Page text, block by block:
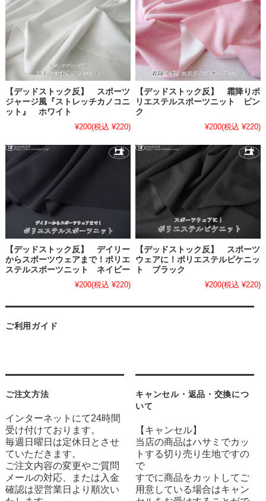
【デッドストック反】 スポーツ
ジャージ風『ストレッチカノコニ
ット』 ホワイト
¥200(税込 ¥220)
【デッドストック反】 霜降りポ
リエステルスポーツニット ピン
ク
¥200(税込 ¥220)
【デッドストック反】 デイリー
からスポーツウェアまで！ポリエ
ステルスポーツニット ネイビー
¥200(税込 ¥220)
【デッドストック反】 スポーツ
ウェアに！ポリエステルピケニッ
ト ブラック
¥200(税込 ¥220)
ご利用ガイド
ご注文方法
インターネットにて24時間
受け付けております。
毎週日曜日は定休日とさせ
ていただきます。
ご注文内容の変更やご質問
メールの対応、または入金
確認は翌営業日より順次い
キャンセル・返品・交換につ
いて
【キャンセル】
当店の商品はハサミでカッ
トする切り売り生地ですの
で
すでに商品をカットしてご
用意している場合はキャン